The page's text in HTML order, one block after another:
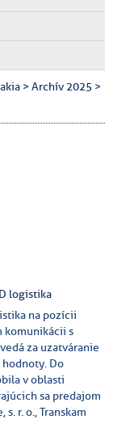
>Archív 2025 >
logistika
na pozícii
komunikácii s
za uzatváranie
Do
v oblasti
sa predajom
r. o., Transkam